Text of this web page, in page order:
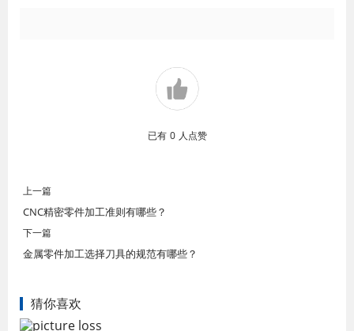
已有 0 人点赞
上一篇
CNC精密零件加工准则有哪些？
下一篇
金属零件加工选择刀具的规范有哪些？
猜你喜欢